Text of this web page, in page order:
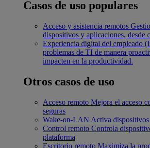
Casos de uso populares
Acceso y asistencia remotos
dispositivos y aplicaciones, desde
Experiencia digital del empleado
problemas de TI de manera
impacten en la productividad.
Otros casos de uso
Acceso remoto Mejora el acceso
seguras
Wake-on-LAN Activa dispositivos
Control remoto Controla
plataforma
Escritorio remoto Maximiza la